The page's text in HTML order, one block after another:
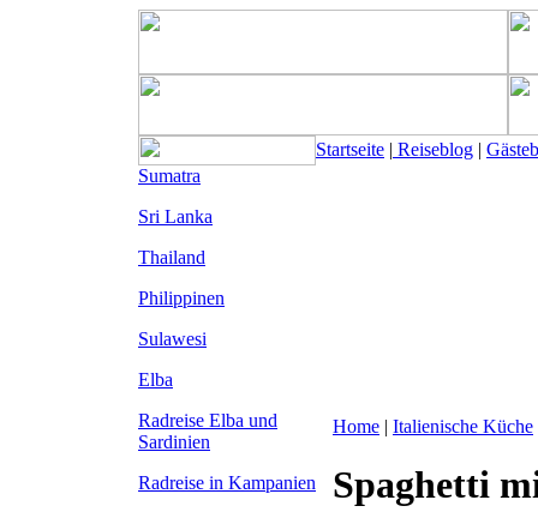
Startseite | Reiseblog |
Sumatra
Sri Lanka
Thailand
Philippinen
Sulawesi
Elba
Radreise Elba und
Sardinien
Radreise in Kampanien
Home | Italienische Küche
Spaghetti